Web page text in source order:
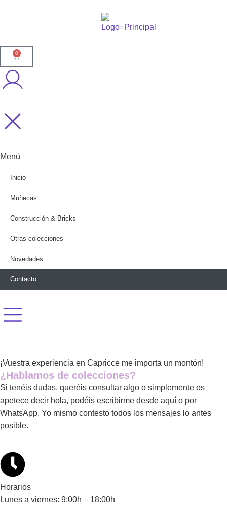
0
Menú
Inicio
Muñecas
Construcción & Bricks
Otras colecciones
Novedades
Contacto
¡Vuestra experiencia en Capricce me importa un montón!
¿Hablamos de colecciones?
Si tenéis dudas, queréis consultar algo o simplemente os
apetece decir hola, podéis escribirme desde aquí o por
WhatsApp. Yo mismo contesto todos los mensajes lo antes
posible.
Horarios
Lunes a viernes: 9:00h – 18:00h